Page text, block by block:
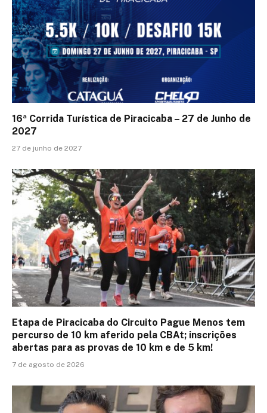
16ª Corrida Turística de Piracicaba – 27 de Junho de
2027
27 de junho de 2027
Etapa de Piracicaba do Circuito Pague Menos tem
percurso de 10 km aferido pela CBAt; inscrições
abertas para as provas de 10 km e de 5 km!
7 de agosto de 2026